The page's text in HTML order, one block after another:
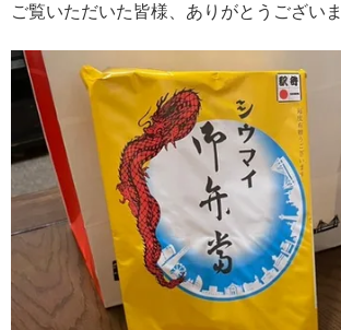
ご覧いただいた皆様、ありがとうございま